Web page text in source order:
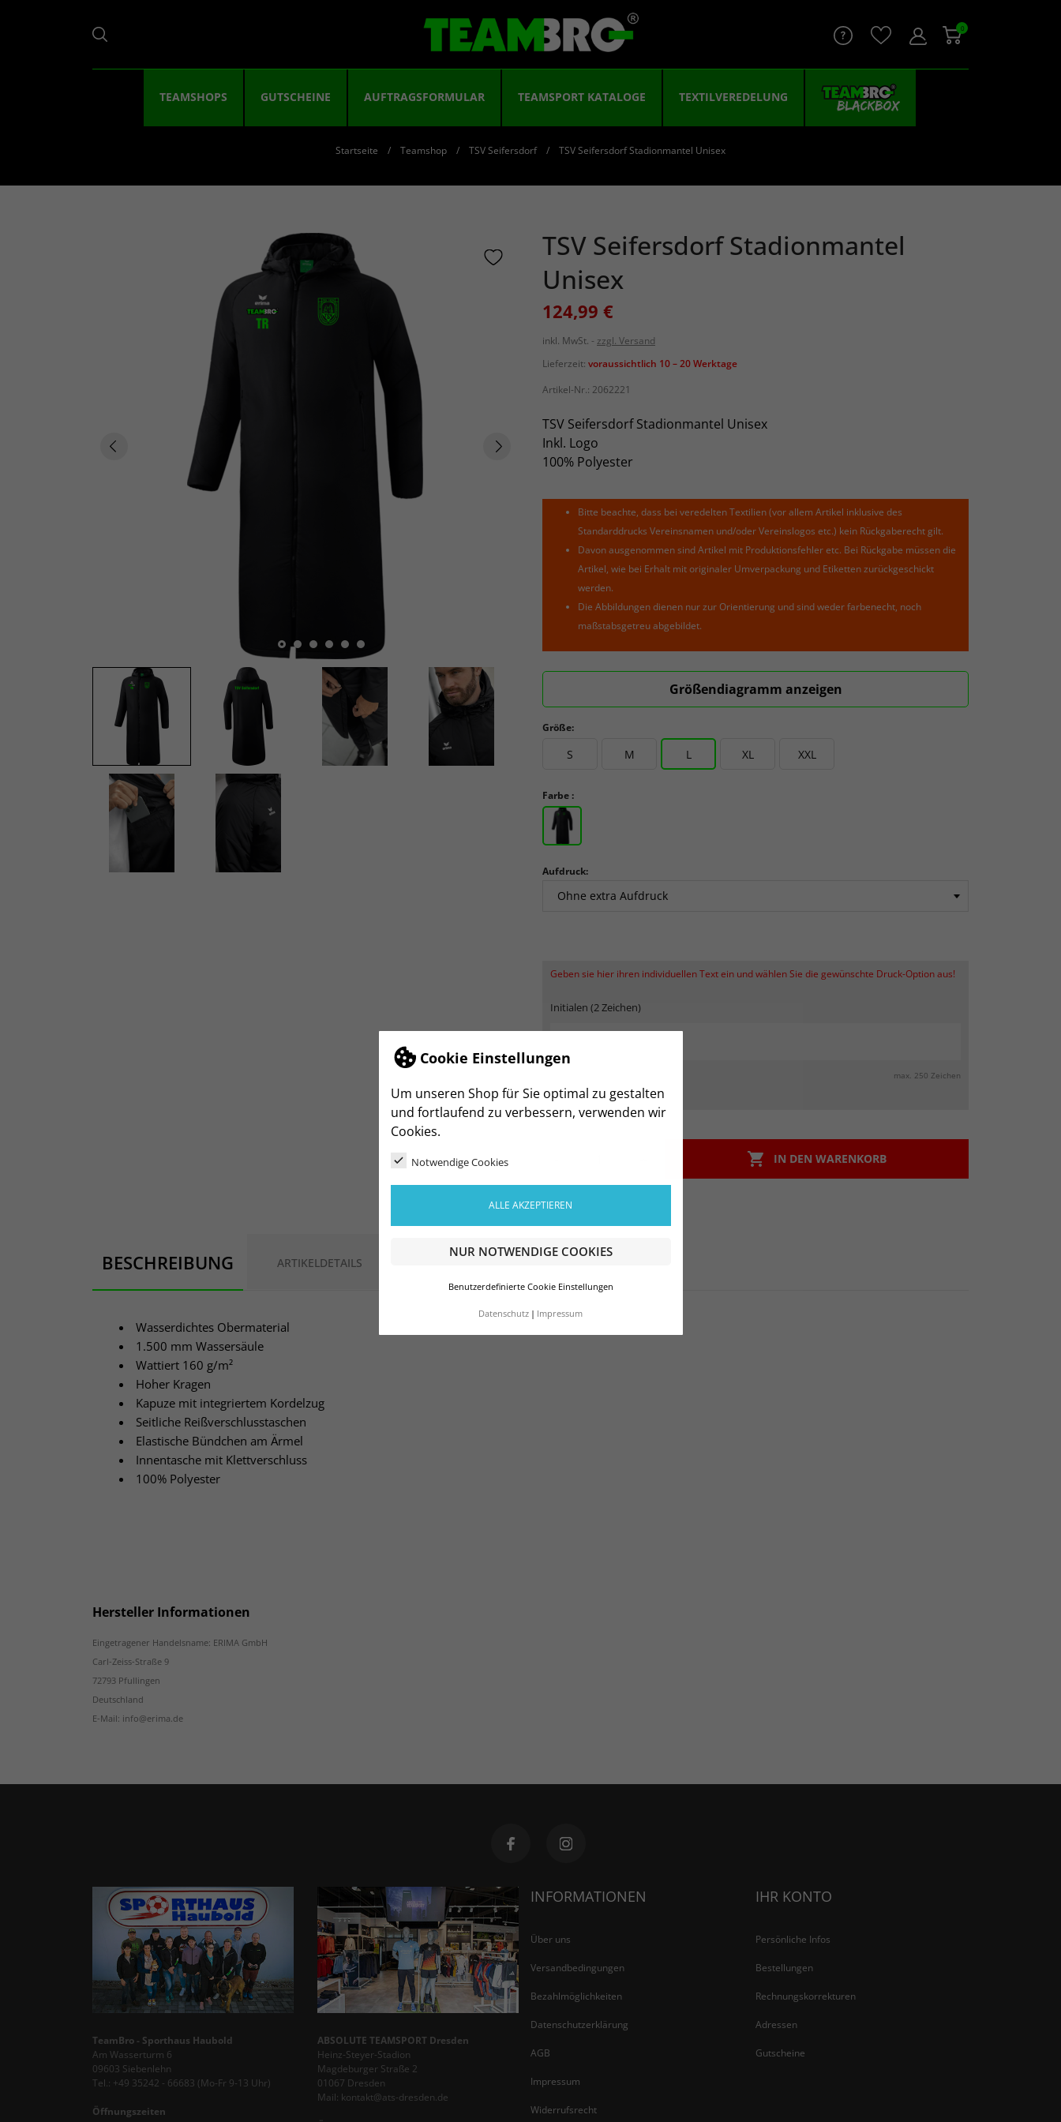
Cookie Einstellungen
Um unseren Shop für Sie optimal zu gestalten
und fortlaufend zu verbessern, verwenden wir
Cookies.
Notwendige Cookies
ALLE AKZEPTIEREN
NUR NOTWENDIGE COOKIES
Benutzerdefinierte Cookie Einstellungen
Datenschutz Impressum
0
TEAMSHOPS GUTSCHEINE AUFTRAGSFORMULAR TEAMSPORT KATALOGE TEXTILVEREDELUNG
Startseite Teamshop TSV Seifersdorf TSV Seifersdorf Stadionmantel Unisex
TSV Seifersdorf Stadionmantel
Unisex
124,99 €
inkl. MwSt.
zzgl. Versand
Lieferzeit: voraussichtlich 10 – 20 Werktage
Artikel-Nr.: 2062221
TSV Seifersdorf Stadionmantel Unisex
Inkl. Logo
100% Polyester
Bitte beachte, dass bei veredelten Textilien (vor allem Artikel inklusive des
Standarddrucks Vereinsnamen und/oder Vereinslogos etc.) kein Rückgaberecht gilt.
Davon ausgenommen sind Artikel mit Produktionsfehler etc. Bei Rückgabe müssen die
Artikel, wie bei Erhalt mit originaler Umverpackung und Etiketten zurückgeschickt
werden.
Die Abbildungen dienen nur zur Orientierung und sind weder farbenecht, noch
maßstabsgetreu abgebildet.
Größendiagramm anzeigen
Größe:
S M L XL XXL
Farbe :
Aufdruck:
Geben sie hier ihren individuellen Text ein und wählen Sie die gewünschte Druck-Option aus!
Initialen (2 Zeichen)
max. 250 Zeichen
 IN DEN WARENKORB
BESCHREIBUNG ARTIKELDETAILS
Wasserdichtes Obermaterial
1.500 mm Wassersäule
Wattiert 160 g/m²
Hoher Kragen
Kapuze mit integriertem Kordelzug
Seitliche Reißverschlusstaschen
Elastische Bündchen am Ärmel
Innentasche mit Klettverschluss
100% Polyester
Hersteller Informationen
Eingetragener Handelsname: ERIMA GmbH
Carl-Zeiss-Straße 9
72793 Pfullingen
Deutschland
E-Mail: info@erima.de
TeamBro - Sporthaus Haubold
Am Wasserturm 6
09603 Siebenlehn
Tel.: +49 35242 - 66683 (Mo-Fr 9-13 Uhr)
Öffnungszeiten
ABSOLUTE TEAMSPORT Dresden
Heinz-Steyer-Stadion
Magdeburger Straße 2
01067 Dresden
Mail: kontakt@ats-dresden.de
INFORMATIONEN
Über uns
Versandbedingungen
Bezahlmöglichkeiten
Datenschutzerklärung
AGB
Impressum
Widerrufsrecht
IHR KONTO
Persönliche Infos
Bestellungen
Rechnungskorrekturen
Adressen
Gutscheine